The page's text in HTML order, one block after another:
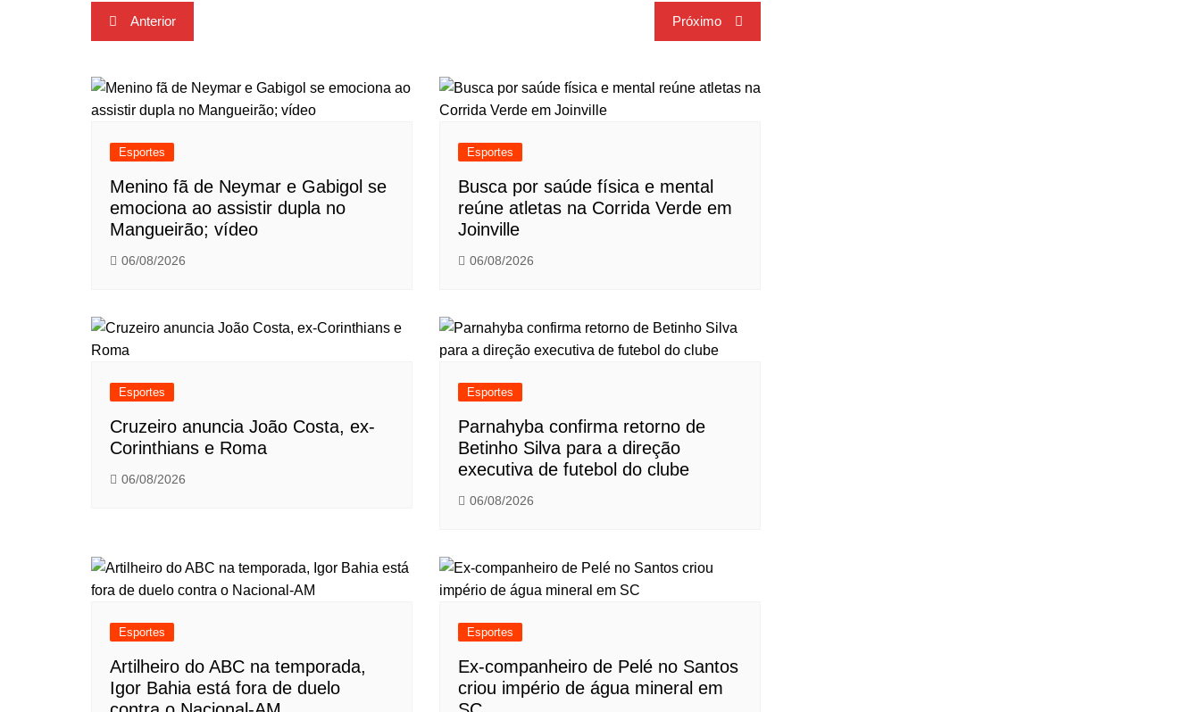
Navegação
de
Post
Anterior Próximo
Esportes
Menino fã de Neymar e Gabigol se
emociona ao assistir dupla no
Mangueirão; vídeo
06/08/2026
Esportes
Busca por saúde física e mental
reúne atletas na Corrida Verde em
Joinville
06/08/2026
Esportes
Cruzeiro anuncia João Costa, ex-
Corinthians e Roma
06/08/2026
Esportes
Parnahyba confirma retorno de
Betinho Silva para a direção
executiva de futebol do clube
06/08/2026
Esportes
Artilheiro do ABC na temporada,
Igor Bahia está fora de duelo
Esportes
Ex-companheiro de Pelé no Santos
criou império de água mineral em